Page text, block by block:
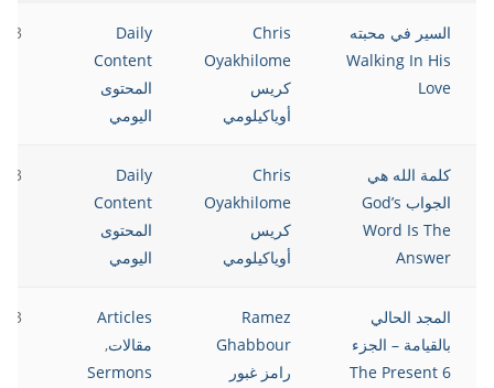
السير في محبته
Walking In His
Love
Chris
Oyakhilome
كريس
أوياكيلومي
Daily
Content
المحتوى
اليومي
كلمة الله هي
الجواب God’s
Word Is The
Answer
Chris
Oyakhilome
كريس
أوياكيلومي
Daily
Content
المحتوى
اليومي
المجد الحالي
بالقيامة – الجزء
6 The Present
Ramez
Ghabbour
رامز غبور
Articles
مقالات,
Sermons